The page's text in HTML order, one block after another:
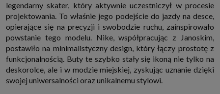
udzielać, nie pozbawi Cię to dostępu do naszych usług. Masz również
możliwość ograniczenia zakresu lub zmiany zgody w dowolnym
momencie.
Twoje dane przetwarzane będą do czasu istnienia podstawy do ich
przetwarzania, czyli w przypadku udzielenia zgody do momentu jej
cofnięcia, ograniczenia lub innych działań z Twojej strony ograniczających
tę zgodę, w przypadku niezbędności danych do wykonania umowy, przez
czas jej wykonywania i ewentualnie okres przedawnienia roszczeń z niej
(zwykle nie więcej niż 3 lata, a maksymalnie 10 lat), a w przypadku, gdy
podstawą przetwarzania danych jest uzasadniony interes administratora,
do czasu zgłoszenia przez Ciebie skutecznego sprzeciwu.
legendarny skater, który aktywnie uczestniczył w procesie
projektowania. To właśnie jego podejście do jazdy na desce,
opierające się na precyzji i swobodzie ruchu, zainspirowało
powstanie tego modelu. Nike, współpracując z Janoskim,
postawiło na minimalistyczny design, który łączy prostotę z
funkcjonalnością. Buty te szybko stały się ikoną nie tylko na
deskorolce, ale i w modzie miejskiej, zyskując uznanie dzięki
swojej uniwersalności oraz unikalnemu stylowi.